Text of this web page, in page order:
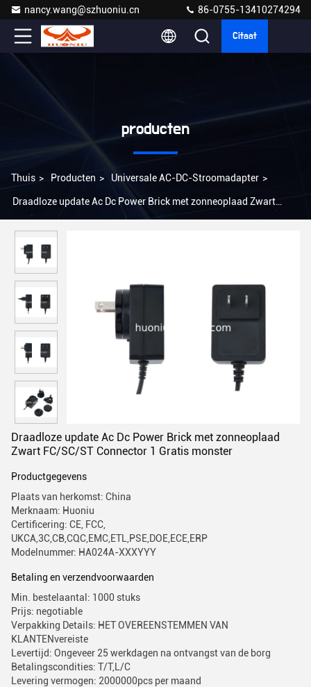
nancy.wang@szhuoniu.cn 86-0755-13410274294
Citaat
producten
Thuis > Producten > Universale AC-DC-Stroomadapter >
Draadloze update Ac Dc Power Brick met zonneoplaad Zwart
Draadloze update Ac Dc Power Brick met zonneoplaad
Zwart FC/SC/ST Connector 1 Gratis monster
Productgegevens
Plaats van herkomst: China
Merknaam: Huoniu
Certificering: CE, FCC,
UKCA,3C,CB,CQC,EMC,ETL,PSE,DOE,ECE,ERP
Modelnummer: HA024A-XXXYYY
Betaling en verzendvoorwaarden
Min. bestelaantal: 1000 stuks
Prijs: negotiable
Verpakking Details: HET OVEREENSTEMMEN VAN
KLANTENvereiste
Levertijd: Ongeveer 25 werkdagen na ontvangst van de borg
Betalingscondities: T/T,L/C
Levering vermogen: 2000000pcs per maand